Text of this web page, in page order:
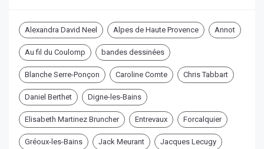
Alexandra David Neel Alpes de Haute Provence Annot
Au fil du Coulomp bandes dessinées
Blanche Serre-Ponçon Caroline Comte Chris Tabbart
Daniel Berthet Digne-les-Bains
Elisabeth Martinez Bruncher Entrevaux Forcalquier
Gréoux-les-Bains Jack Meurant Jacques Lecugy